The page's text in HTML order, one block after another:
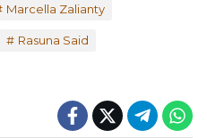
Marcella Zalianty
Rasuna Said